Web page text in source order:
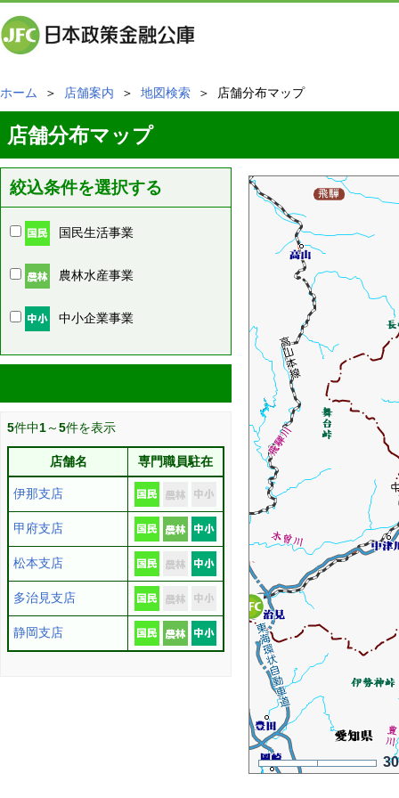
ホーム ＞ 店舗案内 ＞ 地図検索 ＞ 店舗分布マップ
店舗分布マップ
絞込条件を選択する
国民生活事業
農林水産事業
中小企業事業
5件中1～5件を表示
店舗名 専門職員駐在
伊那支店
甲府支店
松本支店
多治見支店
静岡支店